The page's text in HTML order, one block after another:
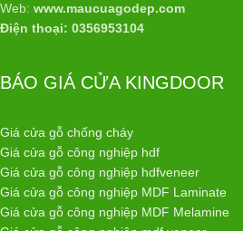
Web: www.maucuagodep.com
Điện thoại: 0356953104
BÁO GIÁ CỬA KINGDOOR
Giá cửa gỗ chống cháy
Giá cửa gỗ công nghiệp hdf
Giá cửa gỗ công nghiệp hdfveneer
Giá cửa gỗ công nghiệp MDF Laminate
Giá cửa gỗ công nghiệp MDF Melamine